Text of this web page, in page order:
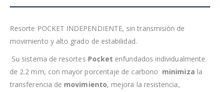
Resorte POCKET INDEPENDIENTE, sin transmisión de
movimiento y alto grado de estabilidad.
Su sistema de resortes Pocket enfundados individualmente
de 2.2 mm, con mayor porcentaje de carbono minimiza la
transferencia de movimiento, mejora la resistencia,